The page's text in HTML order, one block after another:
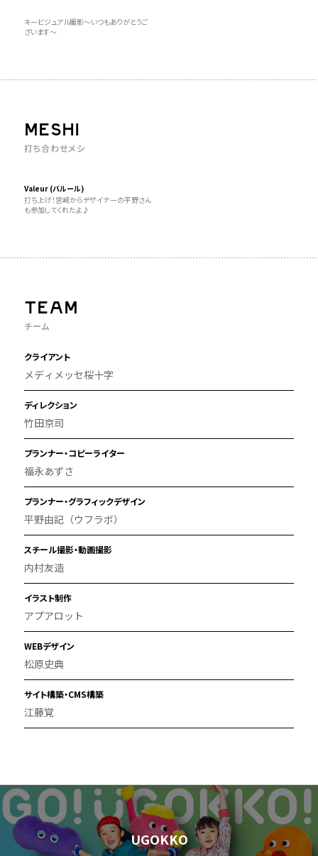
キービジュアル撮影〜いつもありがとうご
ざいます〜
MESHI
打ち合わせメシ
Valeur (バルール)
打ち上げ！宮崎からデザイナーの平野さん
も参加してくれたよ♪
TEAM
チーム
クライアント
メディメッセ桜十字
ディレクション
竹田京司
プランナー・コピーライター
福永あずさ
プランナー・グラフィックデザイン
平野由記（ウフラボ）
スチール撮影・動画撮影
内村友造
イラスト制作
アプアロット
WEBデザイン
松原史典
サイト構築・CMS構築
江藤覚
UGOKKO